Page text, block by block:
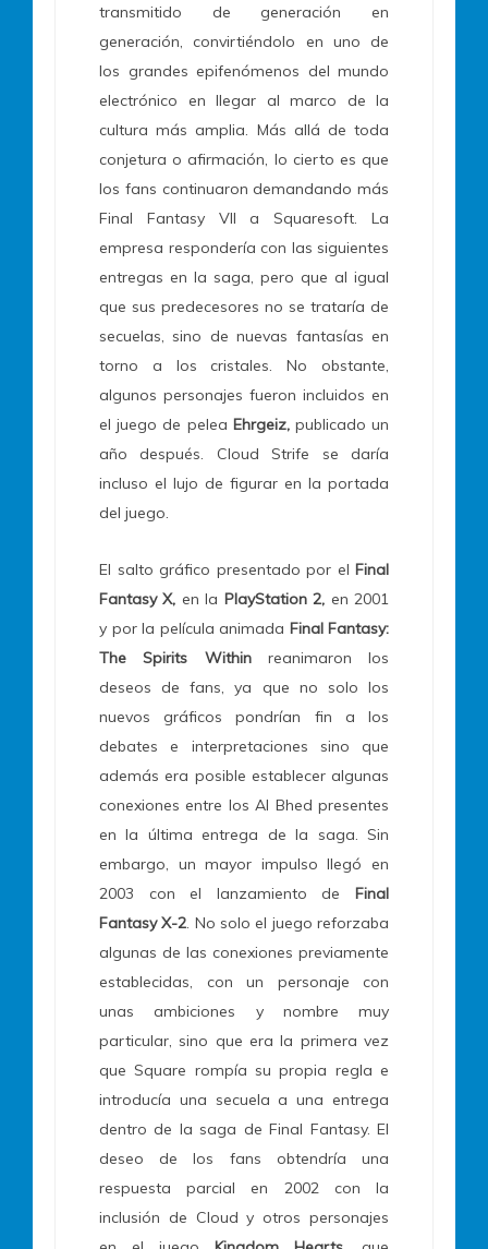
transmitido de generación en
generación, convirtiéndolo en uno de
los grandes epifenómenos del mundo
electrónico en llegar al marco de la
cultura más amplia. Más allá de toda
conjetura o afirmación, lo cierto es que
los fans continuaron demandando más
Final Fantasy VII a Squaresoft. La
empresa respondería con las siguientes
entregas en la saga, pero que al igual
que sus predecesores no se trataría de
secuelas, sino de nuevas fantasías en
torno a los cristales. No obstante,
algunos personajes fueron incluidos en
el juego de pelea Ehrgeiz,publicado un
año después. Cloud Strife se daría
incluso el lujo de figurar en la portada
del juego.
El salto gráfico presentado por el Final
Fantasy X, en la PlayStation 2, en 2001
y por la película animada Final Fantasy:
The Spirits Withinreanimaron los
deseos de fans, ya que no solo los
nuevos gráficos pondrían fin a los
debates e interpretaciones sino que
además era posible establecer algunas
conexiones entre los Al Bhed presentes
en la última entrega de la saga. Sin
embargo, un mayor impulso llegó en
2003 con el lanzamiento de Final
Fantasy X-2. No solo el juego reforzaba
algunas de las conexiones previamente
establecidas, con un personaje con
unas ambiciones y nombre muy
particular, sino que era la primera vez
que Square rompía su propia regla e
introducía una secuela a una entrega
dentro de la saga de Final Fantasy. El
deseo de los fans obtendría una
respuesta parcial en 2002 con la
inclusión de Cloud y otros personajes